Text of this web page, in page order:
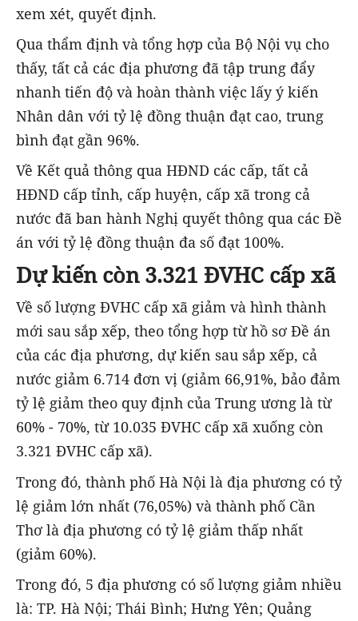
xem xét, quyết định.
Qua thẩm định và tổng hợp của Bộ Nội vụ cho
thấy, tất cả các địa phương đã tập trung đẩy
nhanh tiến độ và hoàn thành việc lấy ý kiến
Nhân dân với tỷ lệ đồng thuận đạt cao, trung
bình đạt gần 96%.
Về Kết quả thông qua HĐND các cấp, tất cả
HĐND cấp tỉnh, cấp huyện, cấp xã trong cả
nước đã ban hành Nghị quyết thông qua các Đề
án với tỷ lệ đồng thuận đa số đạt 100%.
Dự kiến còn 3.321 ĐVHC cấp xã
Về số lượng ĐVHC cấp xã giảm và hình thành
mới sau sắp xếp, theo tổng hợp từ hồ sơ Đề án
của các địa phương, dự kiến sau sắp xếp, cả
nước giảm 6.714 đơn vị (giảm 66,91%, bảo đảm
tỷ lệ giảm theo quy định của Trung ương là từ
60% - 70%, từ 10.035 ĐVHC cấp xã xuống còn
3.321 ĐVHC cấp xã).
Trong đó, thành phố Hà Nội là địa phương có tỷ
lệ giảm lớn nhất (76,05%) và thành phố Cần
Thơ là địa phương có tỷ lệ giảm thấp nhất
(giảm 60%).
Trong đó, 5 địa phương có số lượng giảm nhiều
là: TP. Hà Nội; Thái Bình; Hưng Yên; Quảng